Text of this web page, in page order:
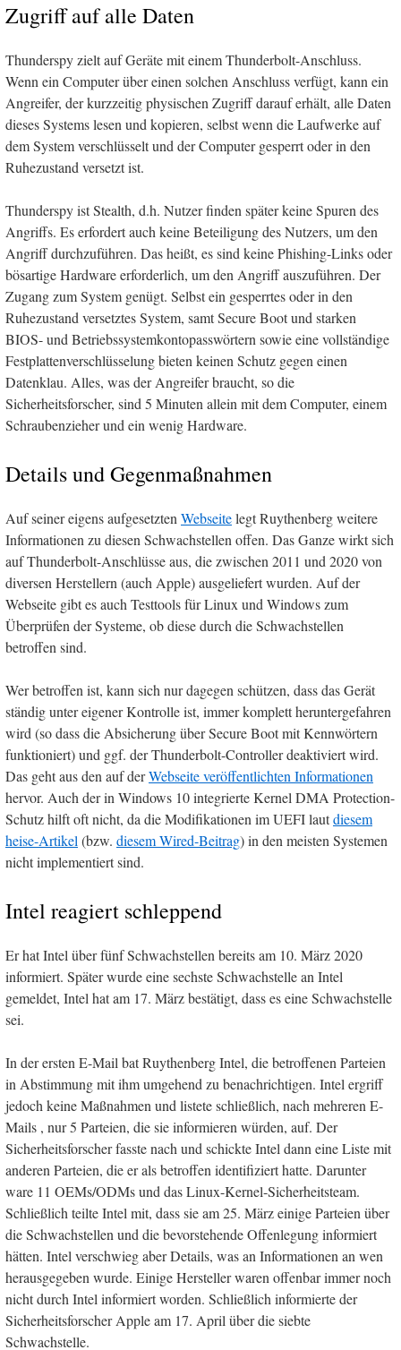
Zugriff auf alle Daten
Thunderspy zielt auf Geräte mit einem Thunderbolt-Anschluss.
Wenn ein Computer über einen solchen Anschluss verfügt, kann ein
Angreifer, der kurzzeitig physischen Zugriff darauf erhält, alle Daten
dieses Systems lesen und kopieren, selbst wenn die Laufwerke auf
dem System verschlüsselt und der Computer gesperrt oder in den
Ruhezustand versetzt ist.
Thunderspy ist Stealth, d.h. Nutzer finden später keine Spuren des
Angriffs. Es erfordert auch keine Beteiligung des Nutzers, um den
Angriff durchzuführen. Das heißt, es sind keine Phishing-Links oder
bösartige Hardware erforderlich, um den Angriff auszuführen. Der
Zugang zum System genügt. Selbst ein gesperrtes oder in den
Ruhezustand versetztes System, samt Secure Boot und starken
BIOS- und Betriebssystemkontopasswörtern sowie eine vollständige
Festplattenverschlüsselung bieten keinen Schutz gegen einen
Datenklau. Alles, was der Angreifer braucht, so die
Sicherheitsforscher, sind 5 Minuten allein mit dem Computer, einem
Schraubenzieher und ein wenig Hardware.
Details und Gegenmaßnahmen
Auf seiner eigens aufgesetztenWebseitelegt Ruythenberg weitere
Informationen zu diesen Schwachstellen offen. Das Ganze wirkt sich
auf Thunderbolt-Anschlüsse aus, die zwischen 2011 und 2020 von
diversen Herstellern (auch Apple) ausgeliefert wurden. Auf der
Webseite gibt es auch Testtools für Linux und Windows zum
Überprüfen der Systeme, ob diese durch die Schwachstellen
betroffen sind.
Wer betroffen ist, kann sich nur dagegen schützen, dass das Gerät
ständig unter eigener Kontrolle ist, immer komplett heruntergefahren
wird (so dass die Absicherung über Secure Boot mit Kennwörtern
funktioniert) und ggf. der Thunderbolt-Controller deaktiviert wird.
Das geht aus den auf derWebseite veröffentlichten Informationen
hervor. Auch der in Windows 10 integrierte Kernel DMA Protection-
Schutz hilft oft nicht, da die Modifikationen im UEFI lautdiesem
heise-Artikel(bzw. diesem Wired-Beitrag) in den meisten Systemen
nicht implementiert sind.
Intel reagiert schleppend
Er hat Intel über fünf Schwachstellen bereits am 10. März 2020
informiert. Später wurde eine sechste Schwachstelle an Intel
gemeldet, Intel hat am 17. März bestätigt, dass es eine Schwachstelle
sei.
In der ersten E-Mail bat Ruythenberg Intel, die betroffenen Parteien
in Abstimmung mit ihm umgehend zu benachrichtigen. Intel ergriff
jedoch keine Maßnahmen und listete schließlich, nach mehreren E-
Mails , nur 5 Parteien, die sie informieren würden, auf. Der
Sicherheitsforscher fasste nach und schickte Intel dann eine Liste mit
anderen Parteien, die er als betroffen identifiziert hatte. Darunter
ware 11 OEMs/ODMs und das Linux-Kernel-Sicherheitsteam.
Schließlich teilte Intel mit, dass sie am 25. März einige Parteien über
die Schwachstellen und die bevorstehende Offenlegung informiert
hätten. Intel verschwieg aber Details, was an Informationen an wen
herausgegeben wurde. Einige Hersteller waren offenbar immer noch
nicht durch Intel informiert worden. Schließlich informierte der
Sicherheitsforscher Apple am 17. April über die siebte
Schwachstelle.